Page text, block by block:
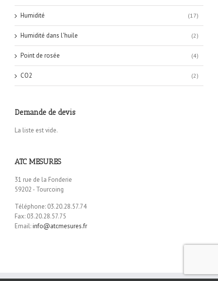
Humidité (17)
Humidité dans l'huile (2)
Point de rosée (4)
CO2 (2)
Demande de devis
La liste est vide.
ATC MESURES
31 rue de la Fonderie
59202 - Tourcoing
Téléphone: 03.20.28.57.74
Fax: 03.20.28.57.75
Email:info@atcmesures.fr